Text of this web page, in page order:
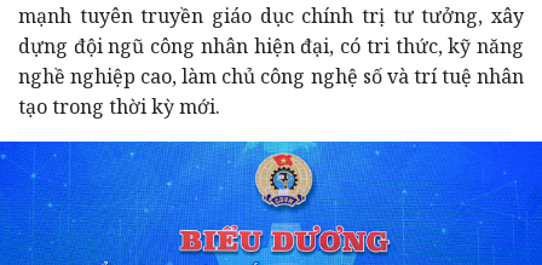
mạnh tuyên truyền giáo dục chính trị tư tưởng, xây
dựng đội ngũ công nhân hiện đại, có tri thức, kỹ năng
nghề nghiệp cao, làm chủ công nghệ số và trí tuệ nhân
tạo trong thời kỳ mới.